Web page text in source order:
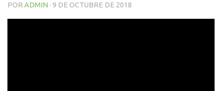
POR ADMIN · 9 DE OCTUBRE DE 2018